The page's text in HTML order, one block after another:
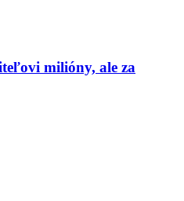
milióny, ale za